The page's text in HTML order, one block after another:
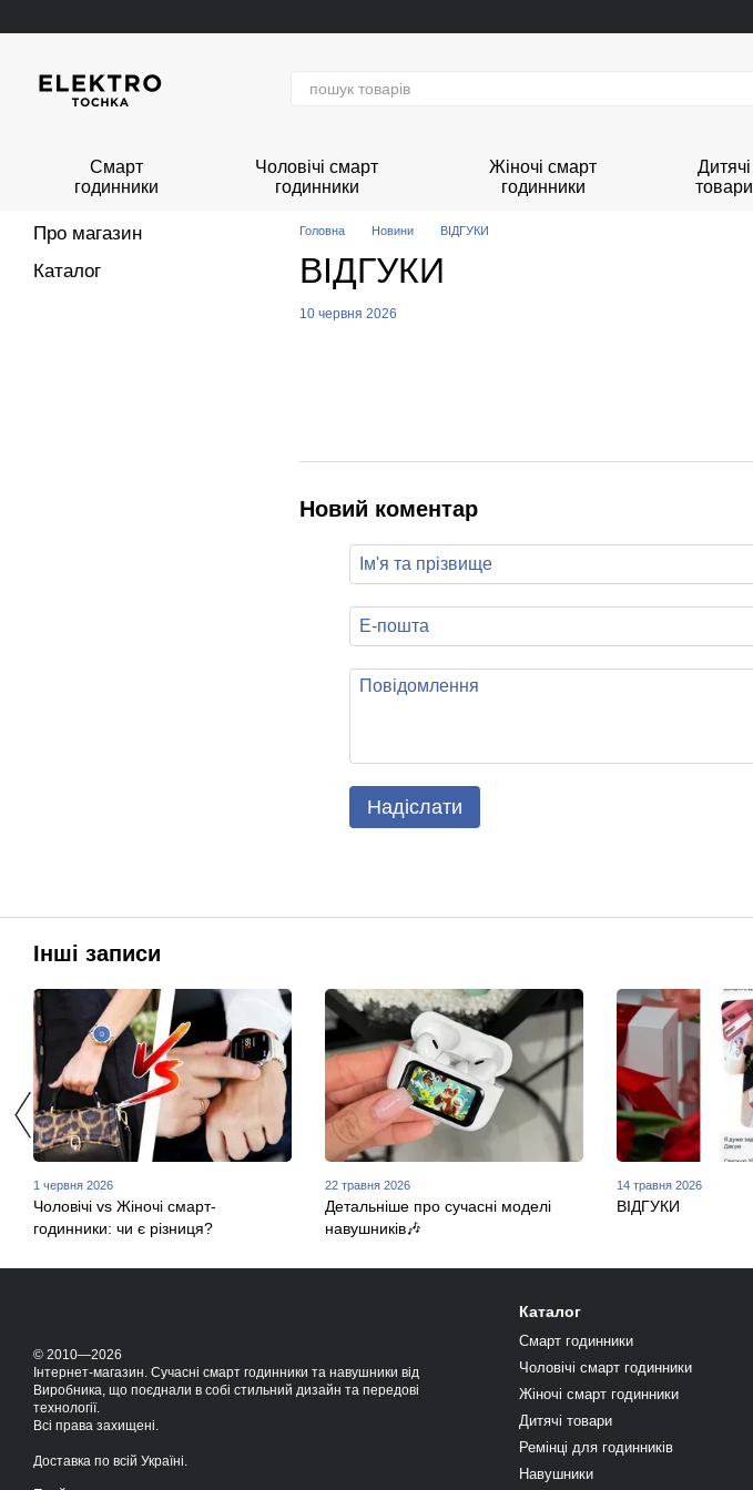
Смарт
годинники
Чоловічі смарт
годинники
Жіночі смарт
годинники
Дитячі
товари
Головна Новини ВІДГУКИ
ВІДГУКИ
10 червня 2026
Новий коментар
Надіслати
Про магазин
Каталог
Інші записи
1 червня 2026
Чоловічі vs Жіночі смарт-
годинники: чи є різниця?
22 травня 2026
Детальніше про сучасні моделі
навушників🎶
14 травня 2026
ВІДГУКИ
© 2010—2026
Інтернет-магазин. Сучасні смарт годинники та навушники від
Виробника, що поєднали в собі стильний дизайн та передові
технології.
Всі права захищені.
Доставка по всій Україні.
Каталог
Смарт годинники
Чоловічі смарт годинники
Жіночі смарт годинники
Дитячі товари
Ремінці для годинників
Навушники